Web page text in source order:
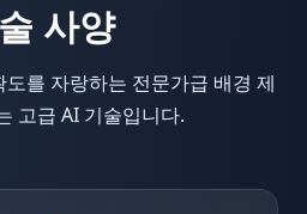
사양
를 자랑하는 전문가급 배경 제
고급 AI 기술입니다.